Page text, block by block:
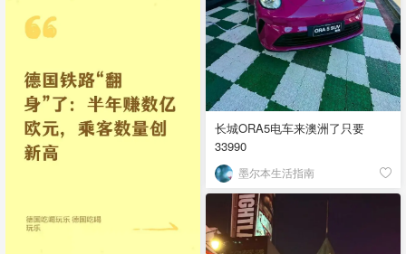
长城ORA5电车来澳洲了只要
33990
墨尔本生活指南